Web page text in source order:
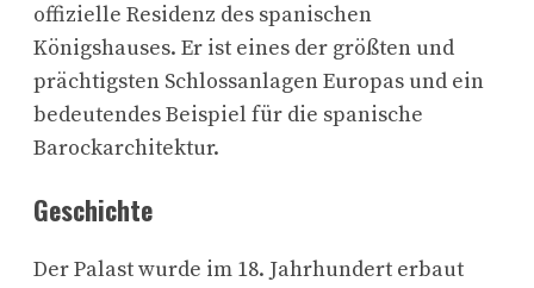
offizielle Residenz des spanischen
Königshauses. Er ist eines der größten und
prächtigsten Schlossanlagen Europas und ein
bedeutendes Beispiel für die spanische
Barockarchitektur.
Geschichte
Der Palast wurde im 18. Jahrhundert erbaut